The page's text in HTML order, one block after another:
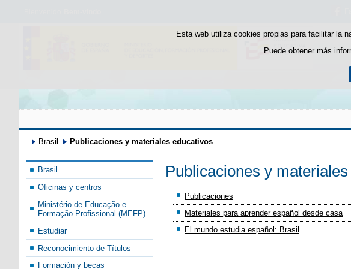
Esta web utiliza cookies propias para facilitar la
Puede obtener más
Brasil Publicaciones y materiales educativos
Brasil
Oficinas y centros
Ministério de Educação e
Formação Profissional (MEFP)
Estudiar
Reconocimiento de Títulos
Formación y becas
Publicaciones y
Publicaciones
Materiales para aprender español desde casa
El mundo estudia español: Brasil